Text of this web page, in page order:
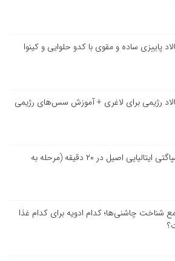
پاییزی ساده و مقوی با کدو حلوایی و کینوا
رژیمی برای لاغری + آموزش سس‌های رژیمی
طرز تهیه اسپاگتی ایتالیایی اصیل در ۲۰ دقیقه (مرحله به
شناخت چاشنی‌ها؛ کدام ادویه برای کدام غذا